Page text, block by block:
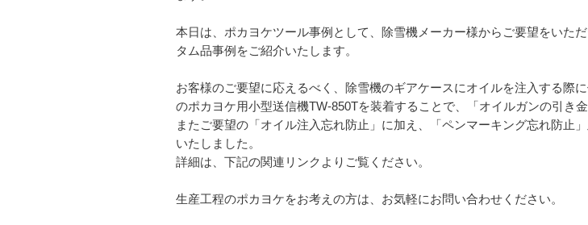
本日は、ポカヨケツール事例として、除雪機メーカー様からご要望をいた
タム品事例をご紹介いたします。
お客様のご要望に応えるべく、除雪機のギアケースにオイルを注入する際
のポカヨケ用小型送信機TW-850Tを装着することで、「オイルガンの引き
またご要望の「オイル注入忘れ防止」に加え、「ペンマーキング忘れ防止
いたしました。
詳細は、下記の関連リンクよりご覧ください。
生産工程のポカヨケをお考えの方は、お気軽にお問い合わせください。